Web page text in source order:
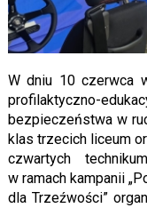
W dniu 10 czerwca
profilaktyczno-
bezpieczeństwa w
klas trzecich liceum
czwartych
w ramach kampanii
dla Trzeźwości”